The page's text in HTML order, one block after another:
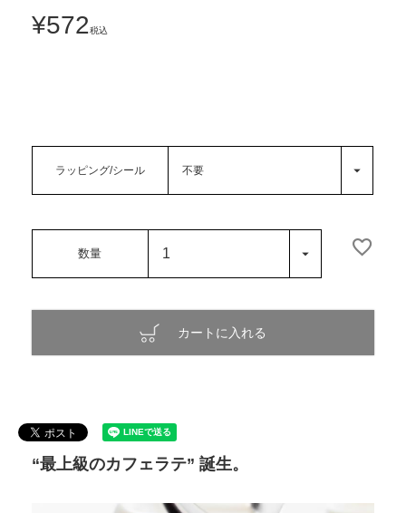
¥572税込
ラッピング/シール
カートに入れる
“最上級のカフェラテ” 誕生。